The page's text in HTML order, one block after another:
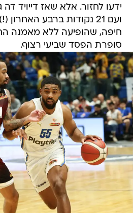
ידעו לחזור. אלא שאז דייויד דה
ועם 21 נקודות ברבע
חיפה, שהופיעה ללא מאמנה
סופרת הפסד שביעי רצוף.